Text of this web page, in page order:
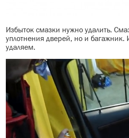
Избыток смазки нужно удалить.
уплотнения дверей, но и багажник.
удаляем.